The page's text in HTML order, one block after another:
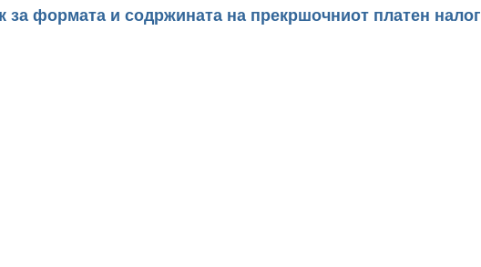
за формата и содржината на прекршочниот платен налог